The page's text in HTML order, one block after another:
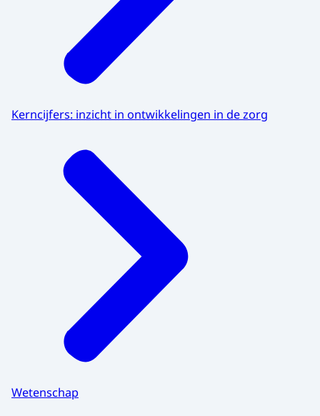
Kerncijfers: inzicht in ontwikkelingen in de zorg
Wetenschap